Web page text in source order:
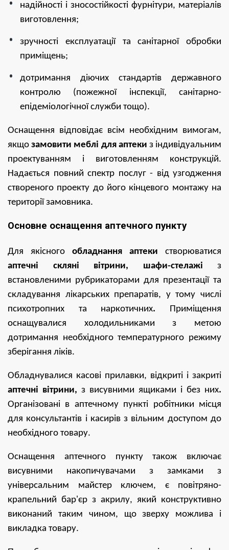
надійності і зносостійкості фурнітури, матеріалів
виготовлення;
зручності експлуатації та санітарної обробки
приміщень;
дотримання діючих стандартів державного
контролю (пожежної інспекції, санітарно-
епідеміологічної служби тощо).
Оснащення відповідає всім необхідним вимогам,
якщозамовити меблі для аптеки з індивідуальним
проектуванням і виготовленням конструкцій.
Надається повний спектр послуг - від узгодження
створеного проекту до його кінцевого монтажу на
території замовника.
Основне оснащення аптечного пункту
Для якісного обладнання аптеки створюватися
аптечні скляні вітрини, шафи-стелажі з
встановленими рубрикаторами для презентації та
складування лікарських препаратів, у тому числі
психотропних та наркотичних. Приміщення
оснащувалися холодильниками з метою
дотримання необхідного температурного режиму
зберігання ліків.
Обладнувалися касові прилавки, відкриті і закриті
аптечні вітрини, з висувними ящиками і без них.
Організовані в аптечному пункті робітники місця
для консультантів і касирів з вільним доступом до
необхідного товару.
Оснащення аптечного пункту також включає
висувними накопичувачами з замками з
універсальним майстер ключем, є повітряно-
крапельний бар'єр з акрилу, який конструктивно
виконаний таким чином, що зверху можлива і
викладка товару.